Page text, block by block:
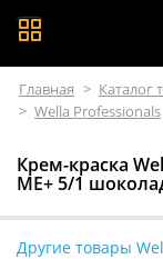
Главная > Каталог
> Wella Professionals
Крем-краска
ME+ 5/1
Другие товары